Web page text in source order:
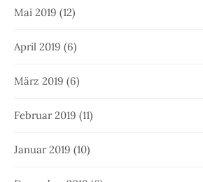
Mai 2019 (12)
April 2019 (6)
März 2019 (6)
Februar 2019 (11)
Januar 2019 (10)